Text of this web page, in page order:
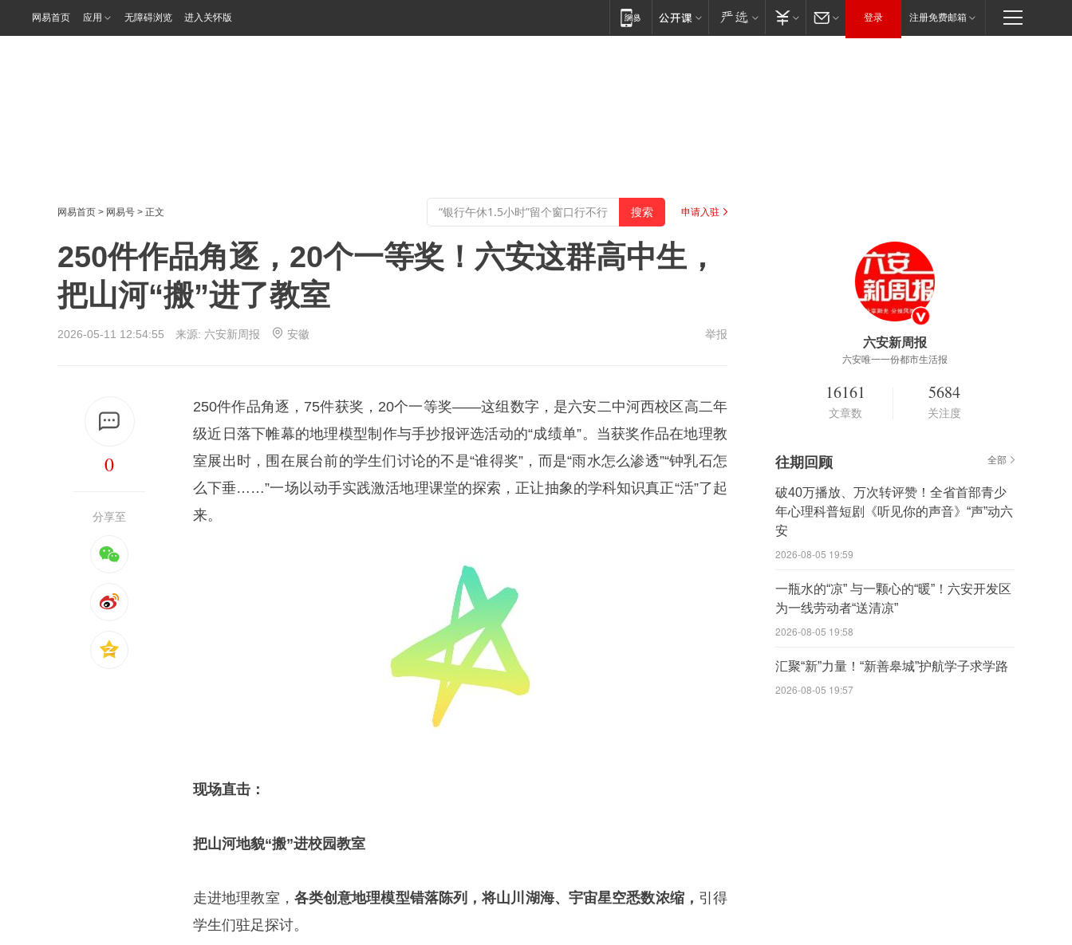
网易首页 应用 无障碍浏览 进入关怀版 登录 注册免费邮箱
网易首页 > 网易号 > 正文 申请入驻
250件作品角逐，20个一等奖！六安这群高中生，
把山河“搬”进了教室
2026-05-11 12:54:55 来源: 六安新周报 安徽 举报
0
分享至
250件作品角逐，75件获奖，20个一等奖——这组数字，是六安二中河西校区高二年
级近日落下帷幕的地理模型制作与手抄报评选活动的“成绩单”。当获奖作品在地理教
室展出时，围在展台前的学生们讨论的不是“谁得奖”，而是“雨水怎么渗透”“钟乳石怎
么下垂……”一场以动手实践激活地理课堂的探索，正让抽象的学科知识真正“活”了起
来。
现场直击：
把山河地貌“搬”进校园教室
走进地理教室， 各类创意地理模型错落陈列，将山川湖海、宇宙星空悉数浓缩， 引得
学生们驻足探讨。
六安新周报
六安唯一一份都市生活报
16161
文章数
5684
关注度
往期回顾 全部
破40万播放、万次转评赞！全省首部青少
年心理科普短剧《听见你的声音》“声”动六
安
2026-08-05 19:59
一瓶水的“凉” 与一颗心的“暖”！六安开发区
为一线劳动者“送清凉”
2026-08-05 19:58
汇聚“新”力量！“新善皋城”护航学子求学路
2026-08-05 19:57